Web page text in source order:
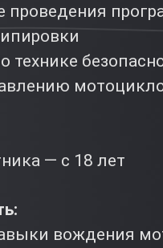
проведения
технике
— с 18 лет
вождения